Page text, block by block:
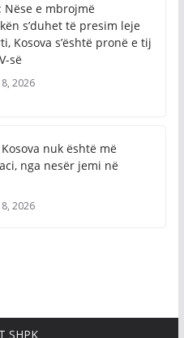
Nëse e mbrojmë
s’duhet të presim leje
Kosova s’është pronë e tij
së
2026
nuk është më
nga nesër jemi në
2026
SHPK